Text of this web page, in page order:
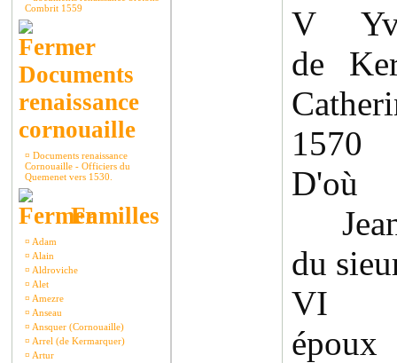
Combrit 1559
Documents
renaissance
cornouaille
¤ Documents renaissance
Cornouaille - Officiers du
Quemenet vers 1530.
Familles
¤ Adam
¤ Alain
¤ Aldroviche
¤ Alet
¤ Amezre
¤ Anseau
¤ Ansquer (Cornouaille)
¤ Arrel (de Kermarquer)
¤ Artur
V
de
1570
D'où
du
VI